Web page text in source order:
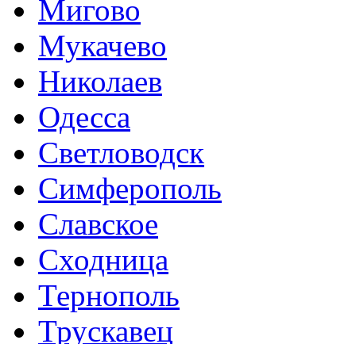
Мигово
Мукачево
Николаев
Одесса
Светловодск
Симферополь
Славское
Сходница
Тернополь
Трускавец